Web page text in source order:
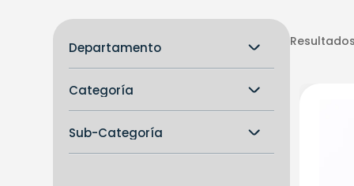
Departamento
Categoría
Sub-Categoría